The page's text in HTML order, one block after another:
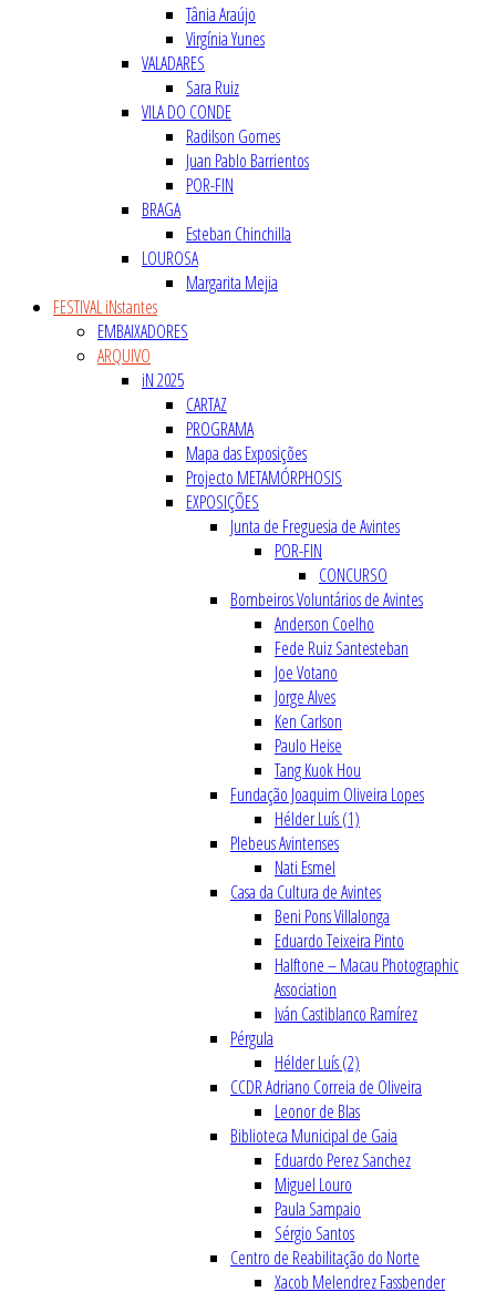
Tânia Araújo
Virgínia Yunes
VALADARES
Sara Ruiz
VILA DO CONDE
Radilson Gomes
Juan Pablo Barrientos
POR-FIN
BRAGA
Esteban Chinchilla
LOUROSA
Margarita Mejia
FESTIVAL iNstantes
EMBAIXADORES
ARQUIVO
iN 2025
CARTAZ
PROGRAMA
Mapa das Exposições
Projecto METAMÓRPHOSIS
EXPOSIÇÕES
Junta de Freguesia de Avintes
POR-FIN
CONCURSO
Bombeiros Voluntários de Avintes
Anderson Coelho
Fede Ruiz Santesteban
Joe Votano
Jorge Alves
Ken Carlson
Paulo Heise
Tang Kuok Hou
Fundação Joaquim Oliveira Lopes
Hélder Luís (1)
Plebeus Avintenses
Nati Esmel
Casa da Cultura de Avintes
Beni Pons Villalonga
Eduardo Teixeira Pinto
Halftone – Macau Photographic
Association
Iván Castiblanco Ramírez
Pérgula
Hélder Luís (2)
CCDR Adriano Correia de Oliveira
Leonor de Blas
Biblioteca Municipal de Gaia
Eduardo Perez Sanchez
Miguel Louro
Paula Sampaio
Sérgio Santos
Centro de Reabilitação do Norte
Xacob Melendrez Fassbender